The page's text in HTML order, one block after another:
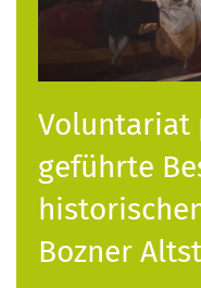
Voluntariat
geführte
Bozner